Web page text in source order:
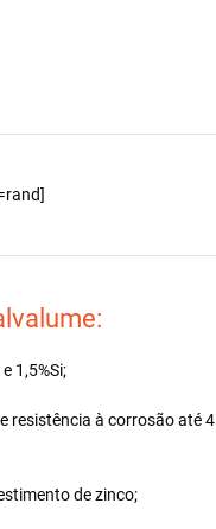
1,5%Si;
resistência à corrosão até 4
de zinco;